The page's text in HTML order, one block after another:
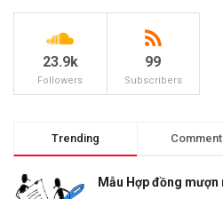
23.9k
Followers
99
Subscribers
Trending
Mẫu Hợp đồng mượn